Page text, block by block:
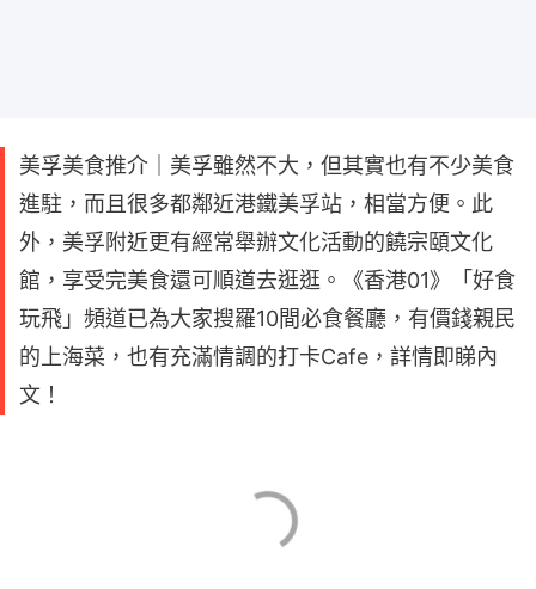
美孚美食推介｜美孚雖然不大，但其實也有不少美食
進駐，而且很多都鄰近港鐵美孚站，相當方便。此
外，美孚附近更有經常舉辦文化活動的饒宗頤文化
館，享受完美食還可順道去逛逛。《香港01》「好食
玩飛」頻道已為大家搜羅10間必食餐廳，有價錢親民
的上海菜，也有充滿情調的打卡Cafe，詳情即睇內
文！